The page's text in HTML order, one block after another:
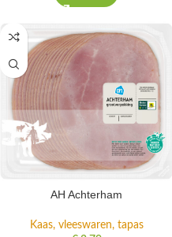
AH Achterham
Kaas, vleeswaren, tapas